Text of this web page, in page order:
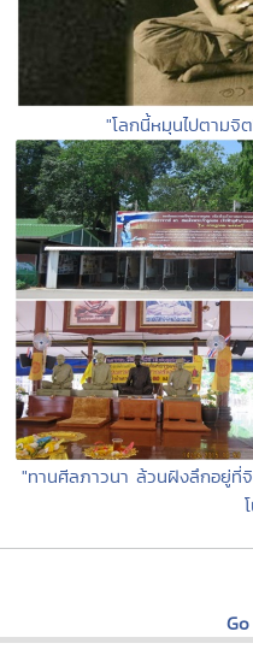
"โลกนี้หมุนไปตามจิ
"ทานศีลภาวนา ล้วนฝังลึกอยู่